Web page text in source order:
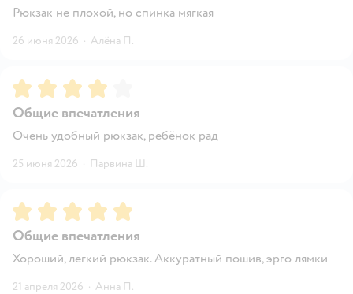
Рюкзак не плохой, но спинка мягкая
26 июня 2026 · Алёна П.
Рейтинг:4
Общие впечатления
Очень удобный рюкзак, ребёнок рад
25 июня 2026 · Парвина Ш.
Рейтинг:5
Общие впечатления
Хороший, легкий рюкзак. Аккуратный пошив, эрго лямки
21 апреля 2026 · Анна П.